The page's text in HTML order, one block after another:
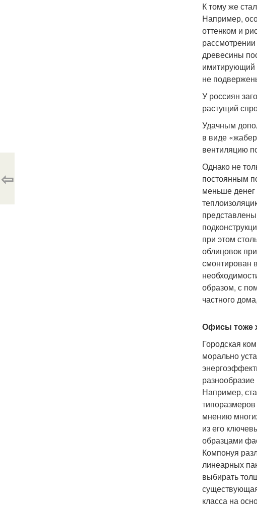
К тому же
Например,
оттенком и
древесины
имитирующий
не
У россиян
растущий
Удачным
в виде
вентиляцию
Однако не
постоянным
меньше
при этом
облицовок
смонтирован
образом, с
частного
Офисы тоже
Городская
морально
Например,
мнению
из его
образцами
Компонуя
линеарных
выбирать
класса на
⇦